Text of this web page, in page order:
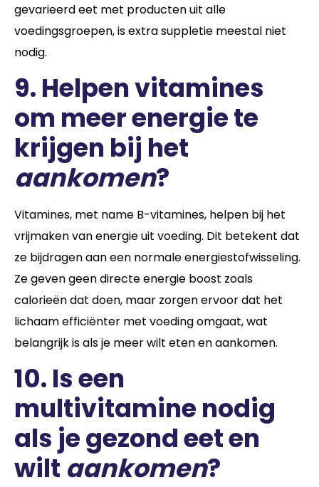
gevarieerd eet met producten uit alle
voedingsgroepen, is extra suppletie meestal niet
nodig.
9. Helpen vitamines
om meer energie te
krijgen bij het
aankomen?
Vitamines, met name B-vitamines, helpen bij het
vrijmaken van energie uit voeding. Dit betekent dat
ze bijdragen aan een normale energiestofwisseling.
Ze geven geen directe energie boost zoals
calorieën dat doen, maar zorgen ervoor dat het
lichaam efficiënter met voeding omgaat, wat
belangrijk is als je meer wilt eten en aankomen.
10. Is een
multivitamine nodig
als je gezond eet en
wilt aankomen?